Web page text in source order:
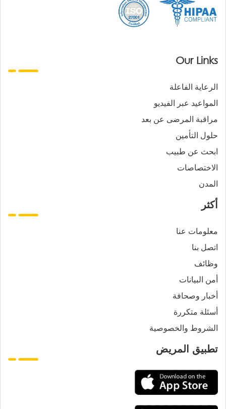
Our Links
الرعاية الفاعلة
المواعيد عبر الفيديو
مراقبة المرضى عن بعد
حلول التأمين
ابحث عن طبيب
الاختصاصات
المدن
أكثر
معلومات عنا
اتصل بنا
وظائف
أمن البيانات
أخبار وصحافة
أسئلة متكررة
الشروط والخصوصية
تطبيق المريض